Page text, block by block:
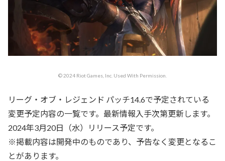
© 2024 Riot Games, Inc. Used With Permission.
リーグ・オブ・レジェンド パッチ14.6で予定されている
変更予定内容の一覧です。最新情報入手次第更新します。
2024年3月20日（水）リリース予定です。
※掲載内容は開発中のものであり、予告なく変更となるこ
とがあります。